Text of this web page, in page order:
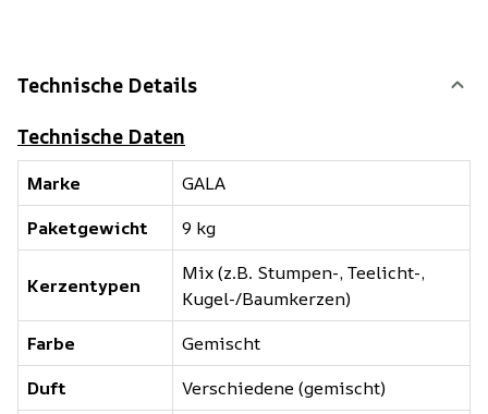
Technische Details
Technische Daten
Marke
GALA
Paketgewicht
9 kg
Kerzentypen
Mix (z.B. Stumpen-, Teelicht-,
Kugel-/Baumkerzen)
Farbe
Gemischt
Duft
Verschiedene (gemischt)